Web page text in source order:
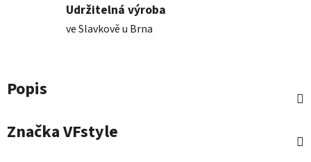
Udržitelná výroba
ve Slavkově u Brna
Popis
ZnačkaVFstyle